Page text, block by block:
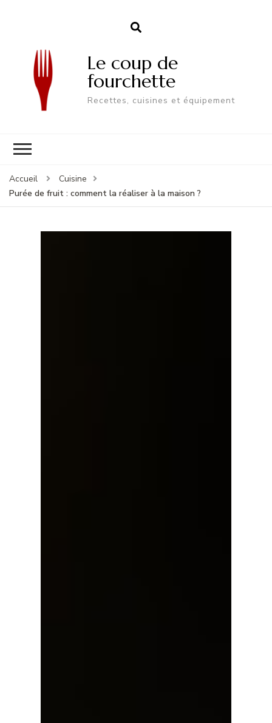
Le coup de
fourchette
Recettes, cuisines et équipement
Accueil
Cuisine
Purée de fruit : comment la réaliser à la maison ?